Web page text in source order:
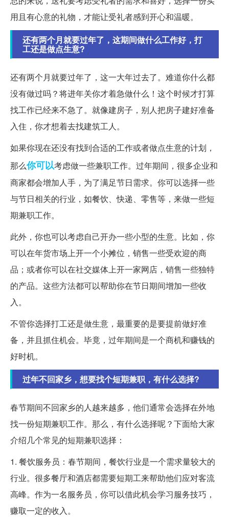
用且有心意的礼物，才能让受礼者感到开心和温暖。
还有两个月就要过年了，这期间做什么工作好，打
工还是做点生意?
还有两个月就要过年了，这一大年过去了。难道你什么都
没有做过吗？将进年关你才着急做什么！这个时候才打算
找工作已经来不急了。就像建房子，别人把房子建好准备
入住，你才想着去找建筑工人。
如果你现在还没有找到合适的工作或者做点生意的计划，
那么你可以考虑做一些兼职工作。过年期间，很多企业和
商家都会增加人手，为了满足节日需求。你可以选择一些
与节日相关的行业，如餐饮、快递、零售等，来做一些短
期兼职工作。
此外，你也可以考虑自己开办一些小型的生意。比如，你
可以在年货市场上开一个小摊位，销售一些受欢迎的商
品；或者你可以在社交媒体上开一家网店，销售一些独特
的产品。这些方法都可以帮助你在节日期间增加一些收
入。
不管你选择打工还是做生意，最重要的是要提前做好准
备，并且抓住机会。毕竟，过年期间是一个商机和赚钱的
好时机。
过年不回家乡，想要找个短期兼职，有什么选择?
春节期间不回家乡的人越来越多，他们通常会选择在外地
找一份短期兼职工作。那么，有什么选择呢？下面给大家
介绍几个常见的短期兼职选择：
1. 餐饮服务员：春节期间，餐饮行业是一个需求量较大的
行业。很多餐厅和酒店都需要短期工来帮助他们应对客流
高峰。作为一名服务员，你可以借此机会学习服务技巧，
赚取一定的收入。